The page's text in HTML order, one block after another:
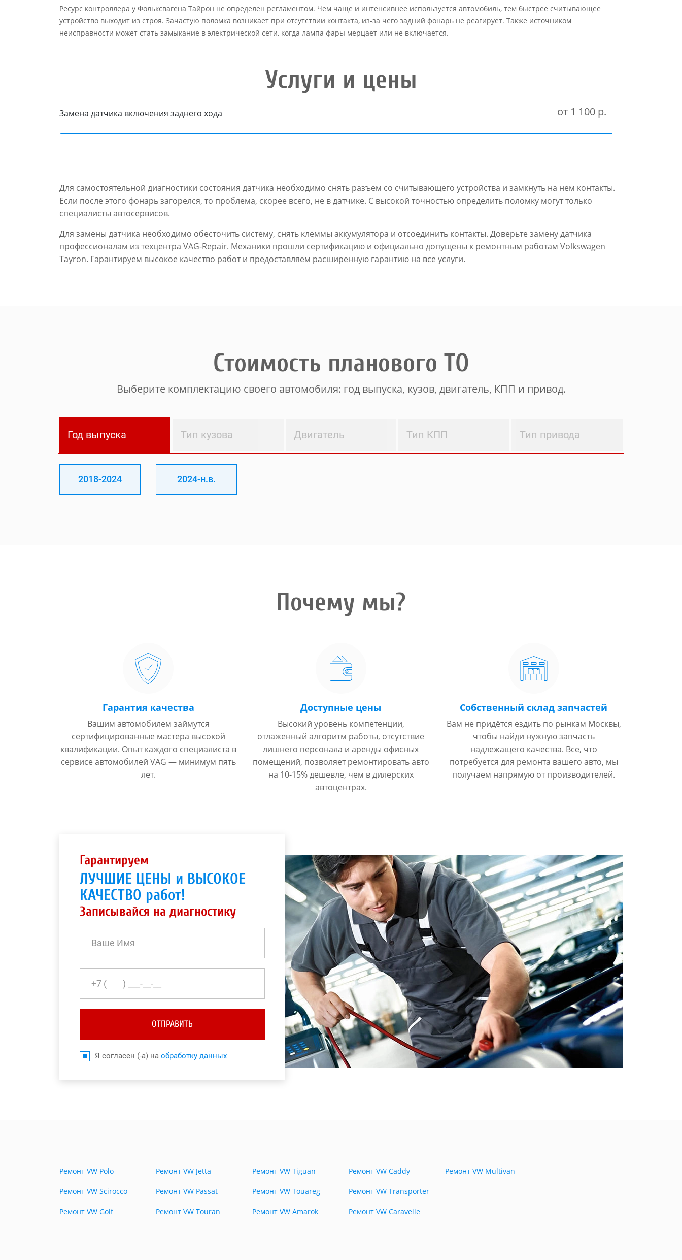
Ресурс контроллера у Фольксвагена Тайрон не определен регламентом. Чем чаще и интенсивнее используется автомобиль, тем быстрее считывающее
устройство выходит из строя. Зачастую поломка возникает при отсутствии контакта, из-за чего задний фонарь не реагирует. Также источником
неисправности может стать замыкание в электрической сети, когда лампа фары мерцает или не включается.
Услуги и цены
Замена датчика включения заднего хода от 1 100 р.
Для самостоятельной диагностики состояния датчика необходимо снять разъем со считывающего устройства и замкнуть на нем контакты.
Если после этого фонарь загорелся, то проблема, скорее всего, не в датчике. С высокой точностью определить поломку могут только
специалисты автосервисов.
Для замены датчика необходимо обесточить систему, снять клеммы аккумулятора и отсоединить контакты. Доверьте замену датчика
профессионалам из техцентра VAG-Repair. Механики прошли сертификацию и официально допущены к ремонтным работам Volkswagen
Tayron. Гарантируем высокое качество работ и предоставляем расширенную гарантию на все услуги.
Стоимость планового ТО
Выберите комплектацию своего автомобиля: год выпуска, кузов, двигатель, КПП и привод.
Год выпуска Тип кузова Двигатель Тип КПП Тип привода
2018-2024 2024-н.в.
Почему мы?
Гарантия качества
Вашим автомобилем займутся
сертифицированные мастера высокой
квалификации. Опыт каждого специалиста в
сервисе автомобилей VAG — минимум пять
лет.
Доступные цены
Высокий уровень компетенции,
отлаженный алгоритм работы, отсутствие
лишнего персонала и аренды офисных
помещений, позволяет ремонтировать авто
на 10-15% дешевле, чем в дилерских
автоцентрах.
Собственный склад запчастей
Вам не придётся ездить по рынкам Москвы,
чтобы найди нужную запчасть
надлежащего качества. Все, что
потребуется для ремонта вашего авто, мы
получаем напрямую от производителей.
Гарантируем
ЛУЧШИЕ ЦЕНЫ и ВЫСОКОЕ
КАЧЕСТВО работ!
Записывайся на диагностику
ОТПРАВИТЬ
Я согласен (-а) на обработку данных
Ремонт VW Polo
Ремонт VW Scirocco
Ремонт VW Golf
Ремонт VW Jetta
Ремонт VW Passat
Ремонт VW Touran
Ремонт VW Tiguan
Ремонт VW Touareg
Ремонт VW Amarok
Ремонт VW Caddy
Ремонт VW Transporter
Ремонт VW Caravelle
Ремонт VW Multivan